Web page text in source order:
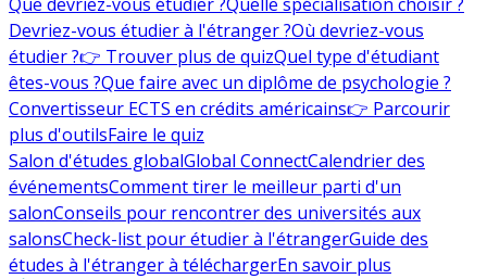
Devriez-vous étudier à l'étranger ?Où devriez-vous
étudier ?👉 Trouver plus de quizQuel type d'étudiant
êtes-vous ?Que faire avec un diplôme de psychologie ?
Convertisseur ECTS en crédits américains👉 Parcourir
plus d'outilsFaire le quiz
Salon d'études globalGlobal ConnectCalendrier des
événementsComment tirer le meilleur parti d'un
salonConseils pour rencontrer des universités aux
salonsCheck-list pour étudier à l'étrangerGuide des
études à l'étranger à téléchargerEn savoir plus